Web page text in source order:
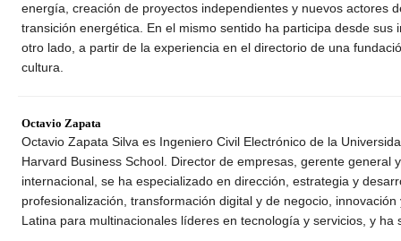
energía, creación de proyectos independientes y nuevos actores
transición energética. En el mismo sentido ha participa desde
otro lado, a partir de la experiencia en el directorio de una
cultura.
Octavio Zapata
Octavio Zapata Silva es Ingeniero Civil Electrónico de la
Harvard Business School. Director de empresas, gerente general
internacional, se ha especializado en dirección, estrategia y
profesionalización, transformación digital y de negocio,
Latina para multinacionales líderes en tecnología y servicios, y